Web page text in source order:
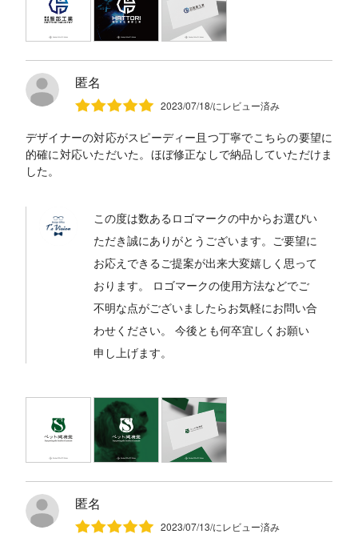
匿名
2023/07/18/にレビュー済み
デザイナーの対応がスピーディー且つ丁寧でこちらの要望に
的確に対応いただいた。ほぼ修正なしで納品していただけま
した。
この度は数あるロゴマークの中からお選びい
ただき誠にありがとうございます。ご要望に
お応えできるご提案が出来大変嬉しく思って
おります。 ロゴマークの使用方法などでご
不明な点がございましたらお気軽にお問い合
わせください。 今後とも何卒宜しくお願い
申し上げます。
匿名
2023/07/13/にレビュー済み